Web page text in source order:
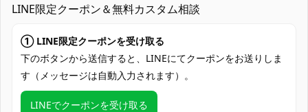
コート、シャツ、ズボン、ベルト、たす
り、紐飾り
発送予定
加工に7～15営業日、配送に5～7営業日
（※土日祝除く）、合計で12～22営業日程
度でお届け
LINE限定クーポン＆無料カスタム相談
① LINE限定クーポンを受け取る
下のボタンから送信すると、LINEにてクーポンをお送りしま
す（メッセージは自動入力されます）。
LINEでクーポンを受け取る